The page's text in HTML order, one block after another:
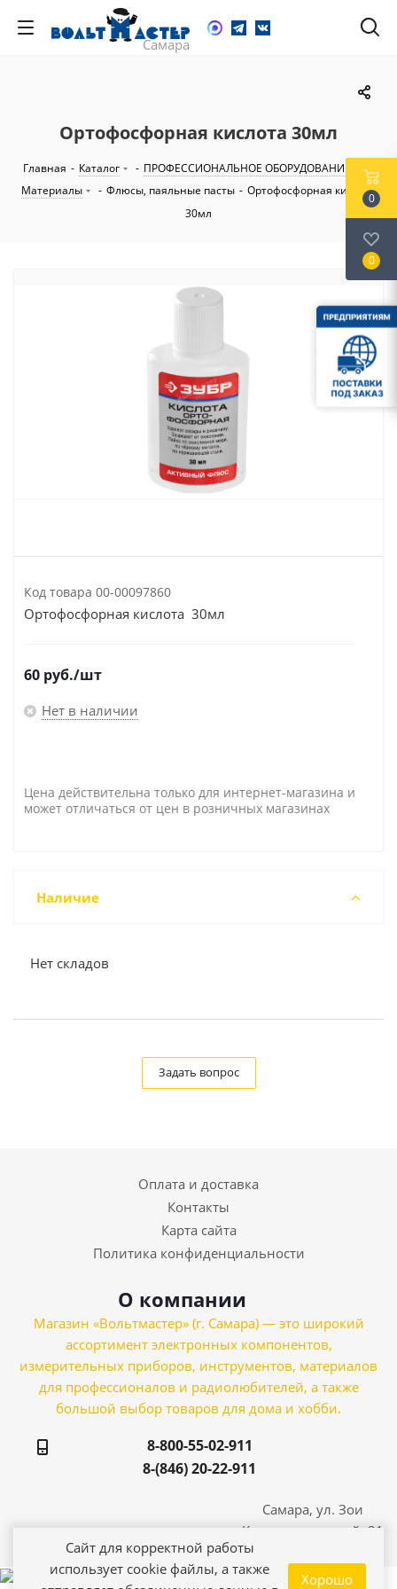
Ортофосфорная кислота 30мл
Главная - Каталог - ПРОФЕССИОНАЛЬНОЕ ОБОРУДОВАНИЕ
-
Материалы
- Флюсы, паяльные пасты - Ортофосфорная кислота
30мл
Код товара 00-00097860
Ортофосфорная кислота 30мл
60 руб./шт
Нет в наличии
Цена действительна только для интернет-магазина и
может отличаться от цен в розничных магазинах
Наличие
Нет складов
Задать вопрос
Оплата и доставка
Контакты
Карта сайта
Политика конфиденциальности
О компании
Магазин «Вольтмастер» (г. Самара) — это широкий
ассортимент электронных компонентов,
измерительных приборов, инструментов, материалов
для профессионалов и радиолюбителей, а также
большой выбор товаров для дома и хобби.
8-800-55-02-911
8-(846) 20-22-911
Самара, ул. Зои
Космодемьянской, 21
0
0
Сайт для корректной работы
использует cookie файлы, а также
Хорошо